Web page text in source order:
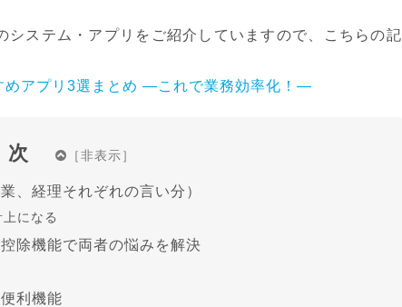
システム・アプリをご紹介していますので、こちらの記
めアプリ3選まとめ ―これで業務効率化！―
次
、経理それぞれの言い分）
になる
除機能で両者の悩みを解決
利機能